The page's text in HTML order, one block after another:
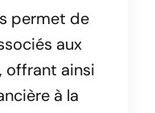
permet de
aux
offrant ainsi
à la